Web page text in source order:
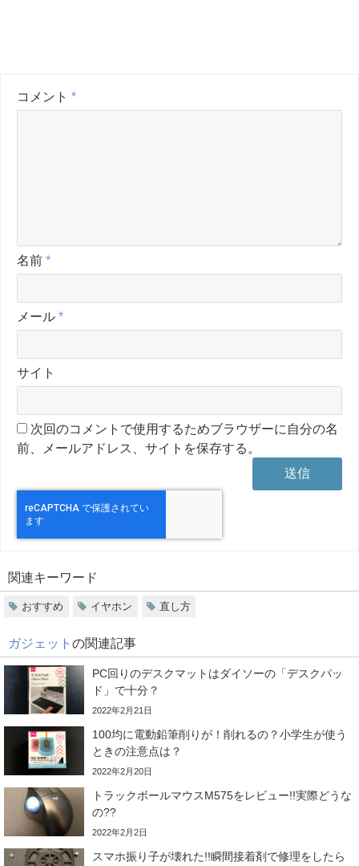
コメント *
名前 *
メール *
サイト
次回のコメントで使用するためブラウザーに自分の名
前、メールアドレス、サイトを保存する。
関連キーワード
おすすめ イヤホン 直し方
ガジェット の関連記事
PC回りのデスクマットはダイソーの「デスクパッ
ド」で十分？
2022年2月21日
100均に電動鉛筆削りが！削れるの？小学生が使う
ときの注意点は？
2022年2月20日
トラックボールマウスM575をレビュー!!実際どうな
の??
2022年2月2日
スマホ振り子が壊れた!!瞬間接着剤で修理をしたら